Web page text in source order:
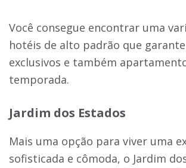
Você consegue encontrar uma
hotéis de alto padrão que
exclusivos e também
temporada.
Jardim dos Estados
Mais uma opção para viver uma
sofisticada e cômoda, o Jardim